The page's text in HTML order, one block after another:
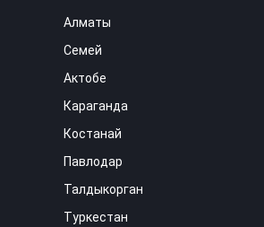
Алматы
Семей
Актобе
Караганда
Костанай
Павлодар
Талдыкорган
Туркестан